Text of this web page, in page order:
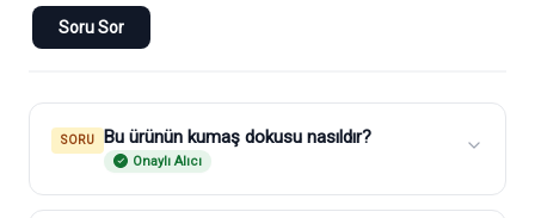
Soru Sor
SORU Bu ürünün kumaş dokusu nasıldır?
Onaylı Alıcı